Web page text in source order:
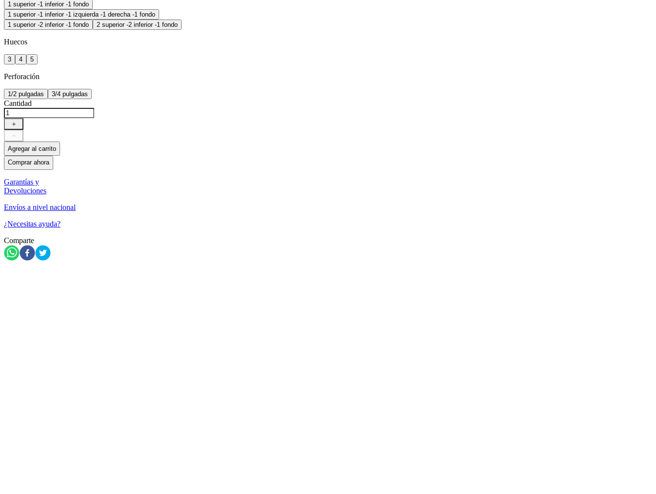
1 superior -1 inferior -1 fondo
1 superior -1 inferior -1 izquierda -1 derecha -1 fondo
1 superior -2 inferior -1 fondo
2 superior -2 inferior -1 fondo
Huecos
3 4 5
Perforación
1/2 pulgadas 3/4 pulgadas
Cantidad
＋
－
Agregar al carrito
Comprar ahora
Garantías y
Devoluciones
Envíos a nivel nacional
¿Necesitas ayuda?
Comparte